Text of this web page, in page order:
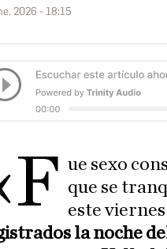
2026 - 18:15
ue sexo
que se
este viernes
la noche